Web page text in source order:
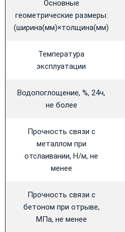
Основные
геометрические размеры:
(ширина(мм)×толщина(мм)
Температура
эксплуатации
Водопоглощение, %, 24ч,
не более
Прочность связи с
металлом при
отслаивании, Н/м, не
менее
Прочность связи с
бетоном при отрыве,
МПа, не менее